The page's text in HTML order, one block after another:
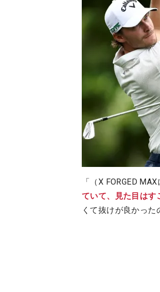
「（X FORGED
ていて、見た目はす
くて抜けが良かった